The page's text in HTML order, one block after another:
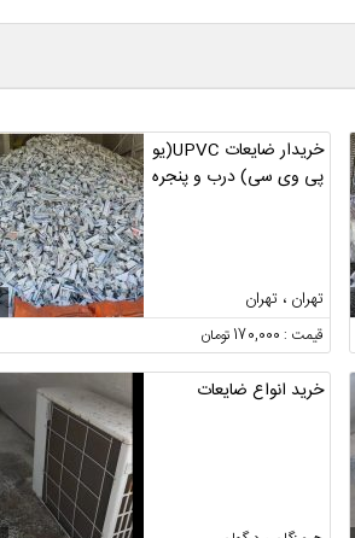
خریدار ضایعات UPVC(یو
پی وی سی) درب و پنجره
تهران ، تهران
قیمت : 170,000 تومان
خرید انواع ضایعات